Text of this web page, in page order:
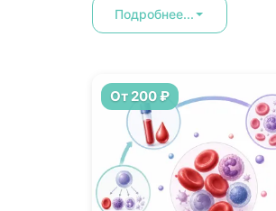
состояния крови,
образовавшихся
Подробнее...
От 200 ₽